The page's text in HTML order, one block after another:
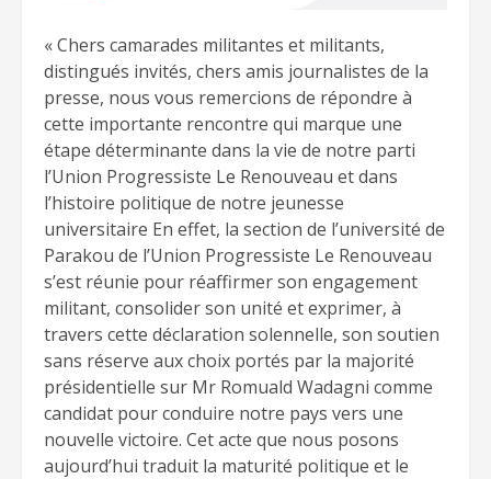
« Chers camarades militantes et militants,
distingués invités, chers amis journalistes de la
presse, nous vous remercions de répondre à
cette importante rencontre qui marque une
étape déterminante dans la vie de notre parti
l’Union Progressiste Le Renouveau et dans
l’histoire politique de notre jeunesse
universitaire En effet, la section de l’université de
Parakou de l’Union Progressiste Le Renouveau
s’est réunie pour réaffirmer son engagement
militant, consolider son unité et exprimer, à
travers cette déclaration solennelle, son soutien
sans réserve aux choix portés par la majorité
présidentielle sur Mr Romuald Wadagni comme
candidat pour conduire notre pays vers une
nouvelle victoire. Cet acte que nous posons
aujourd’hui traduit la maturité politique et le